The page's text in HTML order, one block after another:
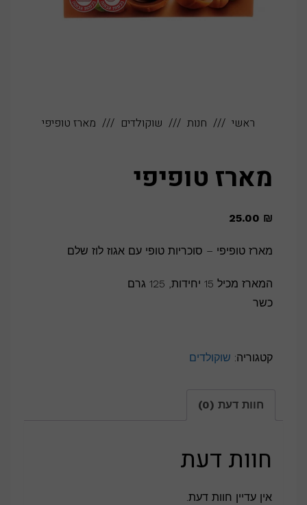
ראשי חנות שוקולדים מארז טופיפי
מארז טופיפי
25.00 ₪
מארז טופיפי – סוכריות טופי עם אגוז לוז שלם
המארז מכיל 15 יחידות, 125 גרם
כשר
קטגוריה: שוקולדים
חוות דעת (0)
חוות דעת
אין עדיין חוות דעת.